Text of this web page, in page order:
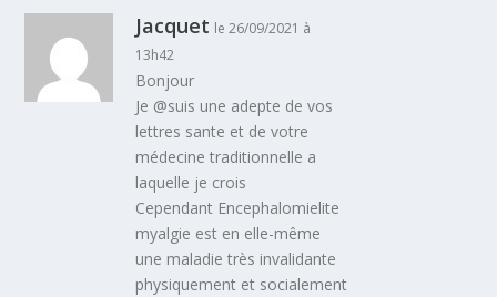
Jacquet le 26/09/2021 à
13h42
Bonjour
Je @suis une adepte de vos
lettres sante et de votre
médecine traditionnelle a
laquelle je crois
Cependant Encephalomielite
myalgie est en elle-même
une maladie très invalidante
physiquement et socialement